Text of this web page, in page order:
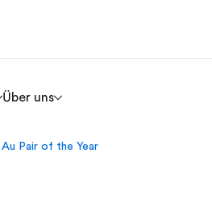
Über uns
Pair of the Year